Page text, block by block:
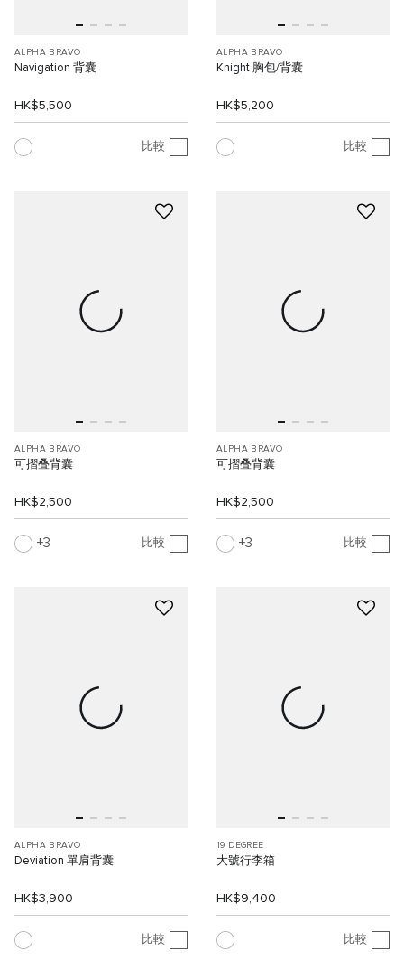
ALPHA BRAVO
Navigation 背囊
HK$5,500
比較
ALPHA BRAVO
Knight 胸包/背囊
HK$5,200
比較
ALPHA BRAVO
可摺叠背囊
HK$2,500
3 比較
ALPHA BRAVO
可摺叠背囊
HK$2,500
3 比較
ALPHA BRAVO
Deviation 單肩背囊
HK$3,900
比較
19 DEGREE
大號行李箱
HK$9,400
比較